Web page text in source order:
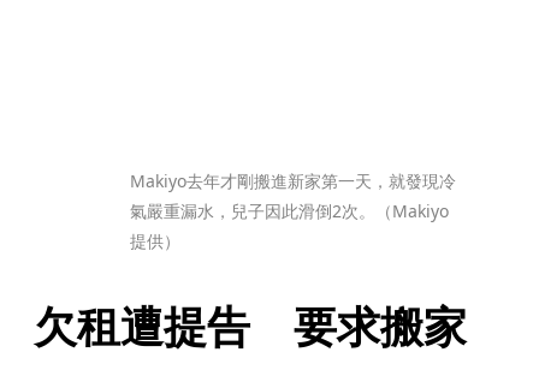
Makiyo去年才剛搬進新家第一天，就發現冷
氣嚴重漏水，兒子因此滑倒2次。（Makiyo
提供）
欠租遭提告　要求搬家